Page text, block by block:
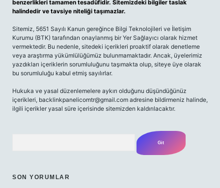
benzerlikleri tamamen tesadüfidir. Sitemizdeki bilgiler taslak
halindedir ve tavsiye niteliği taşımazlar.
Sitemiz, 5651 Sayılı Kanun gereğince Bilgi Teknolojileri ve İletişim
Kurumu (BTK) tarafından onaylanmış bir Yer Sağlayıcı olarak hizmet
vermektedir. Bu nedenle, sitedeki içerikleri proaktif olarak denetleme
veya araştırma yükümlülüğümüz bulunmamaktadır. Ancak, üyelerimiz
yazdıkları içeriklerin sorumluluğunu taşımakta olup, siteye üye olarak
bu sorumluluğu kabul etmiş sayılırlar.
Hukuka ve yasal düzenlemelere aykırı olduğunu düşündüğünüz
içerikleri, backlinkpanelicomtr@gmail.com adresine bildirmeniz halinde,
ilgili içerikler yasal süre içerisinde sitemizden kaldırılacaktır.
SON YORUMLAR